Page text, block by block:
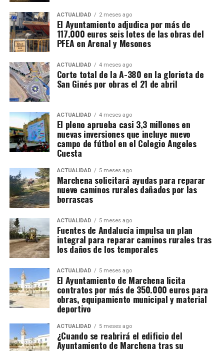
ACTUALIDAD 2 meses ago
El Ayuntamiento adjudica por más de
117.000 euros seis lotes de las obras del
PFEA en Arenal y Mesones
ACTUALIDAD 4 meses ago
Corte total de la A-380 en la glorieta de
San Ginés por obras el 21 de abril
ACTUALIDAD 4 meses ago
El pleno aprueba casi 3,3 millones en
nuevas inversiones que incluye nuevo
campo de fútbol en el Colegio Angeles
Cuesta
ACTUALIDAD 5 meses ago
Marchena solicitará ayudas para reparar
nueve caminos rurales dañados por las
borrascas
ACTUALIDAD 5 meses ago
Fuentes de Andalucía impulsa un plan
integral para reparar caminos rurales tras
los daños de los temporales
ACTUALIDAD 5 meses ago
El Ayuntamiento de Marchena licita
contratos por más de 350.000 euros para
obras, equipamiento municipal y material
deportivo
ACTUALIDAD 5 meses ago
¿Cuando se reabrirá el edificio del
Ayuntamiento de Marchena tras su